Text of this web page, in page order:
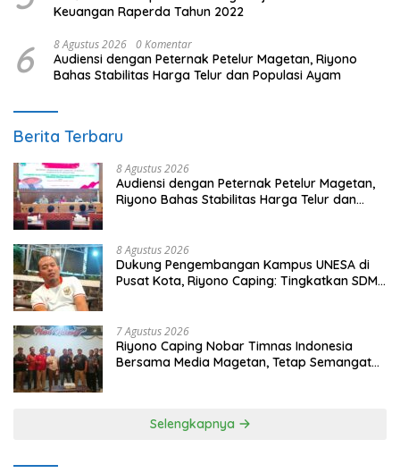
Keuangan Raperda Tahun 2022
6 8 Agustus 2026 0 Komentar
Audiensi dengan Peternak Petelur Magetan, Riyono
Bahas Stabilitas Harga Telur dan Populasi Ayam
Berita Terbaru
8 Agustus 2026
Audiensi dengan Peternak Petelur Magetan,
Riyono Bahas Stabilitas Harga Telur dan
8 Agustus 2026
Dukung Pengembangan Kampus UNESA di
Pusat Kota, Riyono Caping: Tingkatkan SDM
7 Agustus 2026
Riyono Caping Nobar Timnas Indonesia
Bersama Media Magetan, Tetap Semangat
Selengkapnya